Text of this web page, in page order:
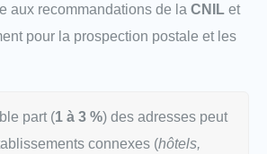
aux recommandations de la CNIL et
pour la prospection postale et les
part (1 à 3 %) des adresses peut
connexes (hôtels,